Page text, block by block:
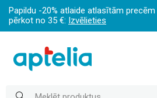
Papildu -20% atlaide atlasītām precēm
pērkot no 35 €: Izvēlieties